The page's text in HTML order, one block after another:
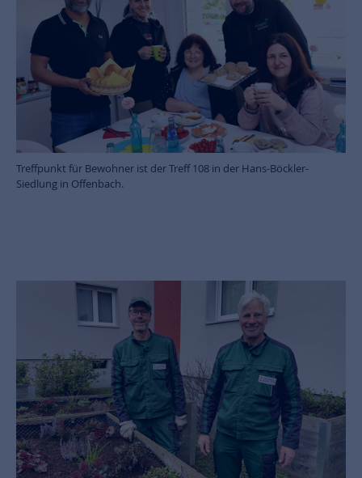
Treffpunkt für Bewohner ist der Treff 108 in der Hans-Böckler-
Siedlung in Offenbach.